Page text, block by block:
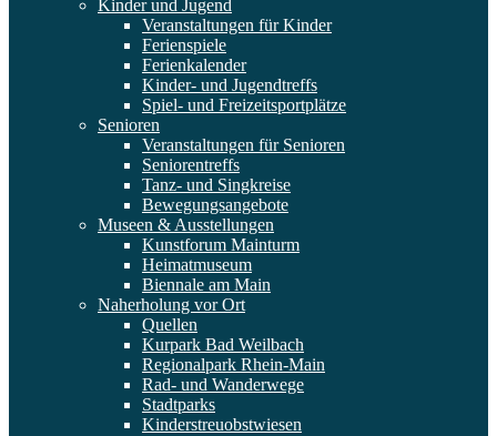
Kinder und Jugend
Veranstaltungen für Kinder
Ferienspiele
Ferienkalender
Kinder- und Jugendtreffs
Spiel- und Freizeitsportplätze
Senioren
Veranstaltungen für Senioren
Seniorentreffs
Tanz- und Singkreise
Bewegungsangebote
Museen & Ausstellungen
Kunstforum Mainturm
Heimatmuseum
Biennale am Main
Naherholung vor Ort
Quellen
Kurpark Bad Weilbach
Regionalpark Rhein-Main
Rad- und Wanderwege
Stadtparks
Kinderstreuobstwiesen